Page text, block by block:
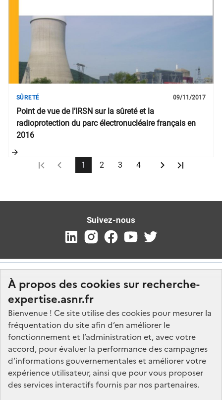
À propos des cookies sur recherche-
expertise.asnr.fr
Bienvenue ! Ce site utilise des cookies pour mesurer la
fréquentation du site afin d’en améliorer le
fonctionnement et l’administration et, avec votre
accord, pour évaluer la performance des campagnes
d’informations gouvernementales et améliorer votre
expérience utilisateur, ainsi que pour vous proposer
des services interactifs fournis par nos partenaires.
Point de vue de l’IRSN sur la sûreté et la
radioprotection du parc électronucléaire français en
2016
SÛRETÉ 09/11/2017
1 2 3 4
Suivez-nous
Nos marchés
Nos offres d'emploi
FAQ
Glossaire